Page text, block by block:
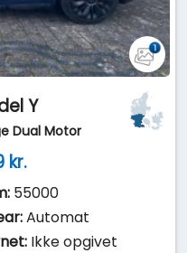
Y
Dual Motor
kr.
55000
Automat
Ikke opgivet